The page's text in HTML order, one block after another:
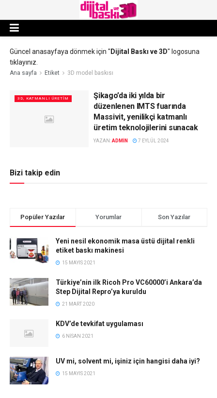
Güncel anasayfaya dönmek için " Dijital Baskı ve 3D" logosuna
tıklayınız.
Ana sayfa Etiket 3D model baskısı
3D, KATMANLI ÜRETIM
Şikago’da iki yılda bir
düzenlenen IMTS fuarında
Massivit, yenilikçi katmanlı
üretim teknolojilerini sunacak
YAZAN:ADMIN 7 EYLÜL 2024
Bizi takip edin
Popüler Yazılar Yorumlar Son Yazılar
Yeni nesil ekonomik masa üstü dijital renkli
etiket baskı makinesi
15 MAYIS 2021
Türkiye’nin ilk Ricoh Pro VC60000’i Ankara’da
Step Dijital Repro’ya kuruldu
21 MART 2020
KDV’de tevkifat uygulaması
6 NISAN 2021
UV mi, solvent mi, işiniz için hangisi daha iyi?
15 MAYIS 2021